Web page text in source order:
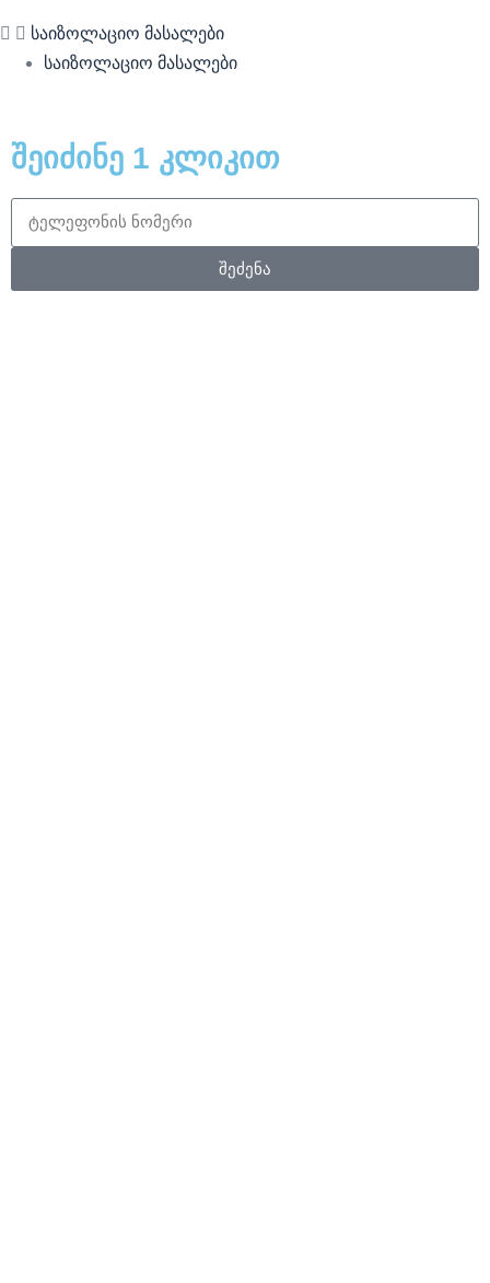
საიზოლაციო მასალები
საიზოლაციო მასალები
შეიძინე 1 კლიკით
შეძენა